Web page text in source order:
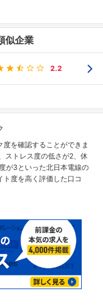
似企業
2.2
を確認することができま
ストレス度の低さが2、休
が3といった北日本電線の
度を高く評価した口コ